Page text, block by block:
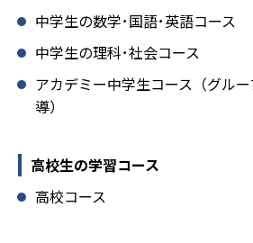
中学生の数学･国語･英語コース
中学生の理科･社会コース
アカデミー中学生コース（グル
導）
高校生の学習コース
高校コース